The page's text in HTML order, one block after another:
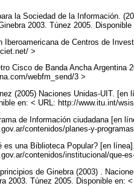
la Sociedad de la Información.
2003. Túnez 2005.
Iberoamericana de Centros de
>
Cisco de Banda Ancha Argentina
webfm_send/3 >
(2005) Naciones Unidas-UIT.
en: < URL: http://www.itu.int/
de Información ciudadana [en
contenidos/planes-y-
es una Biblioteca Popular? [en
contenidos/institucional/que-
de Ginebra (2003) .
2003. Túnez 2005. Disponible